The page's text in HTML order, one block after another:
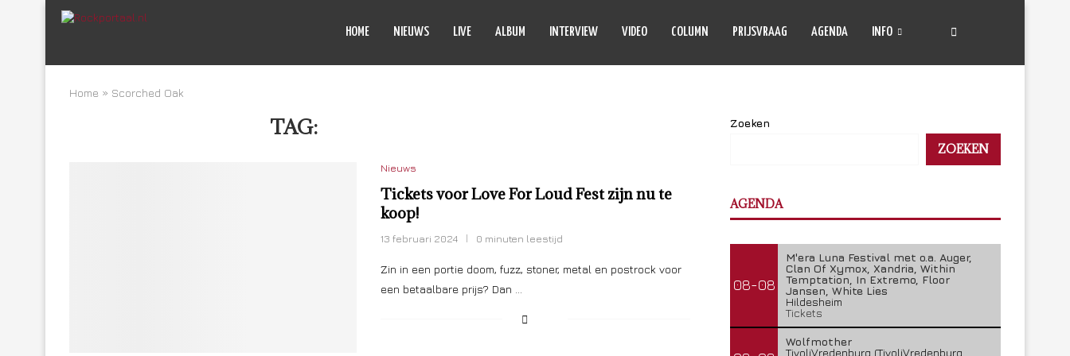
HOME NIEUWS LIVE ALBUM INTERVIEW VIDEO COLUMN PRIJSVRAAG AGENDA INFO
Home » Scorched Oak
TAG:
Nieuws
Tickets voor Love For Loud Fest zijn nu te
koop!
13 februari 2024 0 minuten leestijd
Zin in een portie doom, fuzz, stoner, metal en postrock voor
een betaalbare prijs? Dan …
Zoeken
ZOEKEN
AGENDA
08-08
M'era Luna Festival met o.a. Auger,
Clan Of Xymox, Xandria, Within
Temptation, In Extremo, Floor
Jansen, White Lies
Hildesheim
Tickets
Wolfmother
TivoliVredenburg (TivoliVredenburg